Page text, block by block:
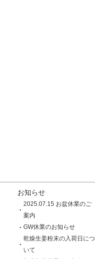
お知らせ
2025.07.15 お盆休業のご
案内
GW休業のお知らせ
乾燥生姜粉末の入荷日につ
いて